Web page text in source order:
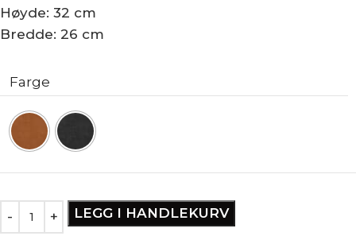
Høyde: 32 cm
Bredde: 26 cm
Farge
LEGG I HANDLEKURV